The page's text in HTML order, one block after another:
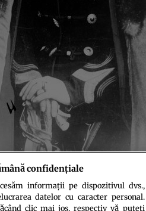
asociat al filmului istoric
confidențiale
informații pe dispozitivul dvs.,
datelor cu caracter personal.
clic mai jos, respectiv vă puteți